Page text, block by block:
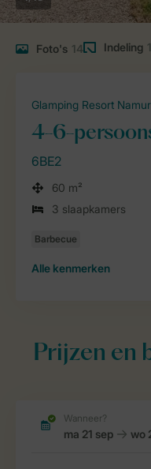
Foto's 14 Indeling 1
Glamping Resort
4-6-
6BE2
60 m²
3 slaapkamers
Alle kenmerken
Prijzen en